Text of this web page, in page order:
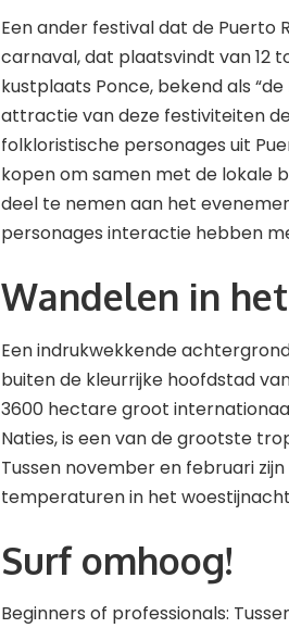
Een ander festival dat de Puerto
carnaval, dat plaatsvindt van 12
kustplaats Ponce, bekend als
attractie van deze festiviteiten
folkloristische personages uit
kopen om samen met de lokale
deel te nemen aan het
personages interactie hebben
Wandelen in
Een indrukwekkende
buiten de kleurrijke hoofdstad
3600 hectare groot
Naties, is een van de grootste
Tussen november en februari
temperaturen in het
Surf omhoog!
Beginners of professionals: